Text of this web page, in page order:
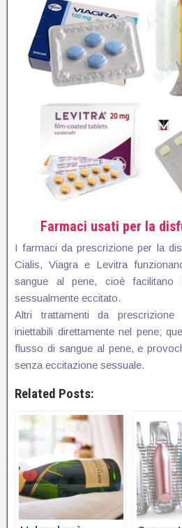
Farmaci usati per la
I farmaci da prescrizione per la
Cialis, Viagra e Levitra
sangue al pene, cioè facilitano
sessualmente eccitato.
Altri trattamenti da
iniettabili direttamente nel pene;
flusso di sangue al pene, e
senza eccitazione sessuale.
Related Posts: